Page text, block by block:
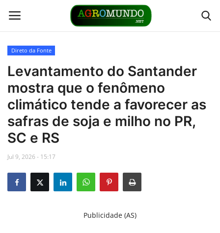
Home
Contato
Links
Direto da Fonte
Podcasts
Direto da Fonte
Levantamento do Santander
mostra que o fenômeno
climático tende a favorecer as
safras de soja e milho no PR,
SC e RS
Jul 9, 2026 - 15:17
Publicidade (AS)